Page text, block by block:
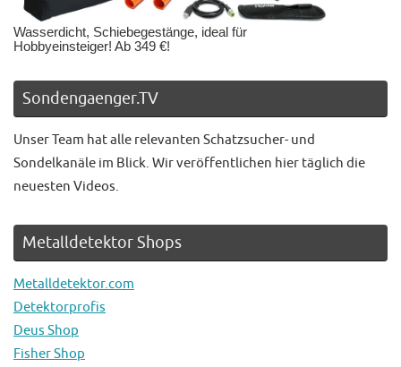
Wasserdicht, Schiebegestänge, ideal für
Hobbyeinsteiger! Ab 349 €!
Sondengaenger.TV
Unser Team hat alle relevanten Schatzsucher- und
Sondelkanäle im Blick. Wir veröffentlichen hier täglich die
neuesten Videos.
Metalldetektor Shops
Metalldetektor.com
Detektorprofis
Deus Shop
Fisher Shop